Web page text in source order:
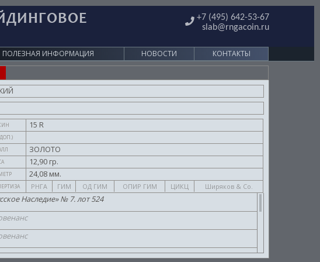
+7 (495) 642-53-67
slab@rngacoin.ru
ПОЛЕЗНАЯ ИНФОРМАЦИЯ НОВОСТИ
КОНТАКТЫ
15 R
ЗОЛОТО
12,90 гр.
24,08 мм.
РНГА ГИМ ОД ГИМ ОПИР ГИМ ЦИКЦ Ширяков & Co.
Наследие» № 7. лот 524